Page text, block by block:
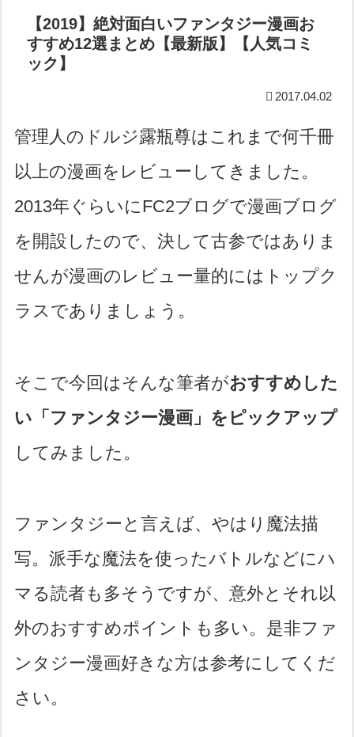
【2019】絶対面白いファンタジー漫画お
すすめ12選まとめ【最新版】【人気コミ
ック】
2017.04.02
管理人のドルジ露瓶尊はこれまで何千冊
以上の漫画をレビューしてきました。
2013年ぐらいにFC2ブログで漫画ブログ
を開設したので、決して古参ではありま
せんが漫画のレビュー量的にはトップク
ラスでありましょう。
そこで今回はそんな筆者がおすすめした
い「ファンタジー漫画」をピックアップ
してみました。
ファンタジーと言えば、やはり魔法描
写。派手な魔法を使ったバトルなどにハ
マる読者も多そうですが、意外とそれ以
外のおすすめポイントも多い。是非ファ
ンタジー漫画好きな方は参考にしてくだ
さい。